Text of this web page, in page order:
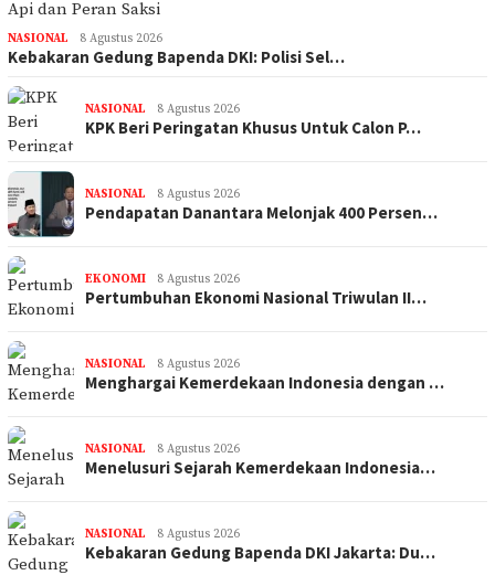
NASIONAL 8 Agustus 2026
Kebakaran Gedung Bapenda DKI: Polisi Sel…
NASIONAL 8 Agustus 2026
KPK Beri Peringatan Khusus Untuk Calon P…
NASIONAL 8 Agustus 2026
Pendapatan Danantara Melonjak 400 Persen…
EKONOMI 8 Agustus 2026
Pertumbuhan Ekonomi Nasional Triwulan II…
NASIONAL 8 Agustus 2026
Menghargai Kemerdekaan Indonesia dengan …
NASIONAL 8 Agustus 2026
Menelusuri Sejarah Kemerdekaan Indonesia…
NASIONAL 8 Agustus 2026
Kebakaran Gedung Bapenda DKI Jakarta: Du…